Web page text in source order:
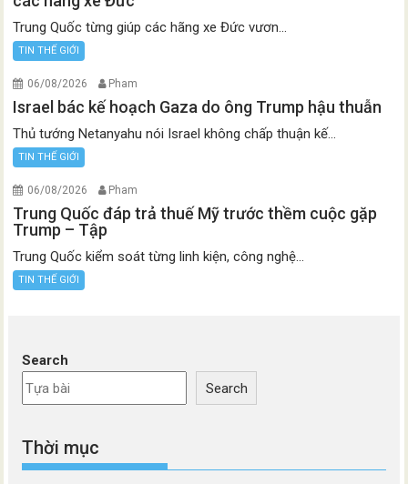
Trung Quốc từng giúp các hãng xe Đức vươn...
TIN THẾ GIỚI
06/08/2026 Pham
Israel bác kế hoạch Gaza do ông Trump hậu thuẫn
Thủ tướng Netanyahu nói Israel không chấp thuận kế...
TIN THẾ GIỚI
06/08/2026 Pham
Trung Quốc đáp trả thuế Mỹ trước thềm cuộc gặp
Trump – Tập
Trung Quốc kiểm soát từng linh kiện, công nghệ...
TIN THẾ GIỚI
Search
Search
Thời mục